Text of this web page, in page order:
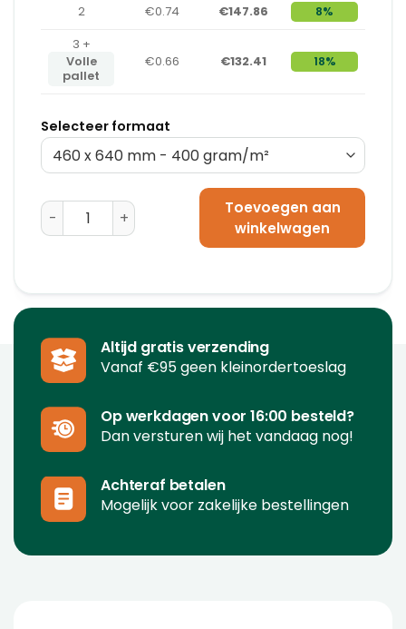
2
€0.74 €147.86
8%
3 +
Volle
pallet
€0.66 €132.41 18%
Selecteer formaat
Kartonnen Platen 75 x 115 cm aantal
Toevoegen aan
winkelwagen
Altijd gratis verzending
Vanaf €95 geen kleinordertoeslag
Op werkdagen voor 16:00 besteld?
Dan versturen wij het vandaag nog!
Achteraf betalen
Mogelijk voor zakelijke bestellingen